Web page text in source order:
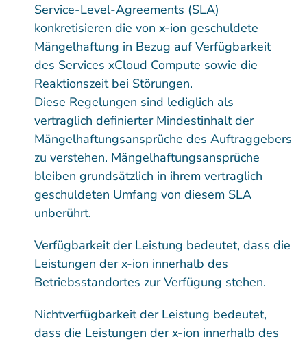
Service-Level-Agreements (SLA)
konkretisieren die von x-ion geschuldete
Mängelhaftung in Bezug auf Verfügbarkeit
des Services xCloud Compute sowie die
Reaktionszeit bei Störungen.
Diese Regelungen sind lediglich als
vertraglich definierter Mindestinhalt der
Mängelhaftungsansprüche des Auftraggebers
zu verstehen. Mängelhaftungsansprüche
bleiben grundsätzlich in ihrem vertraglich
geschuldeten Umfang von diesem SLA
unberührt.
Verfügbarkeit der Leistung bedeutet, dass die
Leistungen der x-ion innerhalb des
Betriebsstandortes zur Verfügung stehen.
Nichtverfügbarkeit der Leistung bedeutet,
dass die Leistungen der x-ion innerhalb des